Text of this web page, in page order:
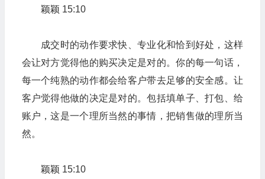
颖颖 15:10
成交时的动作要求快、专业化和恰到好处，这样
会让对方觉得他的购买决定是对的。你的每一句话，
每一个纯熟的动作都会给客户带去足够的安全感。让
客户觉得他做的决定是对的。包括填单子、打包、给
账户，这是一个理所当然的事情，把销售做的理所当
然。
颖颖 15:10